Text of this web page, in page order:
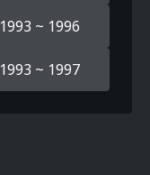
1993 ~ 1996
1993 ~ 1997